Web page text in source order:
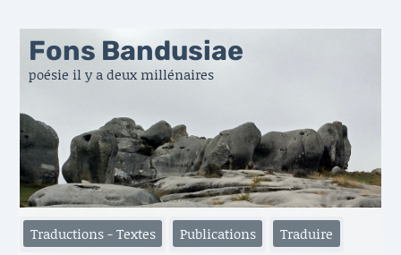
Fons Bandusiae
poésie il y a deux millénaires
Traductions - Textes Publications Traduire